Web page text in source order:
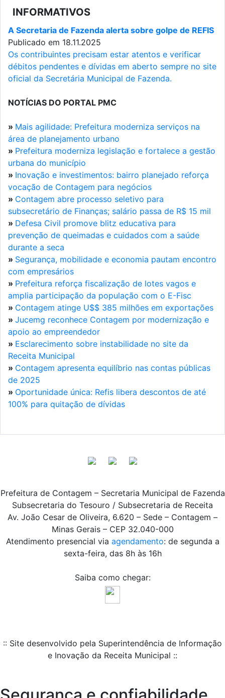
INFORMATIVOS
A Secretaria de Fazenda alerta sobre golpe de REFIS
Publicado em 18.11.2025
Os contribuintes precisam estar atentos e verificar
débitos pendentes e dívidas em aberto sempre no site
oficial da Secretária Municipal de Fazenda.
NOTÍCIAS DO PORTAL PMC
» Mais agilidade: Prefeitura moderniza serviços na
área de planejamento urbano
» Prefeitura moderniza legislação e fortalece a gestão
urbana do município
» Inovação e investimentos: bairro planejado reforça
vocação de Contagem para negócios
» Contagem abre processo seletivo para
subsecretário de Finanças; salário passa de R$ 15 mil
» Defesa Civil promove blitz educativa para
prevenção de queimadas e cuidados com a saúde
durante a seca
» Segurança, mobilidade e economia pautam encontro
com empresários
» Prefeitura reforça fiscalização de lotes vagos e
amplia participação da população com o E-Fisc
» Contagem atinge U$$ 385 milhões em exportações
» Jucemg reconhece Contagem por modernização e
apoio ao empreendedor
» Esclarecimento sobre instabilidade no site da
Receita Municipal
» Contagem apresenta equilíbrio nas contas públicas
de 2025
» Oportunidade única: Refis libera descontos de até
100% para quitação de dívidas
Prefeitura de Contagem – Secretaria Municipal de Fazenda
Subsecretaria do Tesouro / Subsecretaria de Receita
Av. João Cesar de Oliveira, 6.620 – Sede – Contagem –
Minas Gerais – CEP 32.040-000
Atendimento presencial via agendamento: de segunda a
sexta-feira, das 8h às 16h
Saiba como chegar:
:: Site desenvolvido pela Superintendência de Informação
e Inovação da Receita Municipal ::